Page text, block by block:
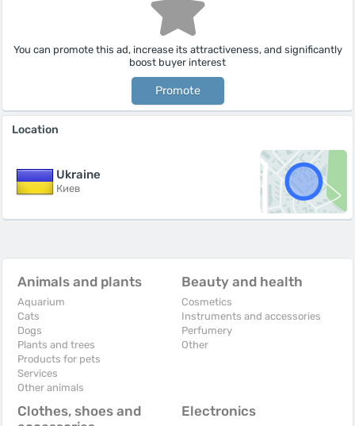
You can promote this ad, increase its attractiveness, and significantly
boost buyer interest
Promote
Location
Ukraine
Киев
Animals and plants
Aquarium
Cats
Dogs
Plants and trees
Products for pets
Services
Other animals
Beauty and health
Cosmetics
Instruments and accessories
Perfumery
Other
Clothes, shoes and
Electronics